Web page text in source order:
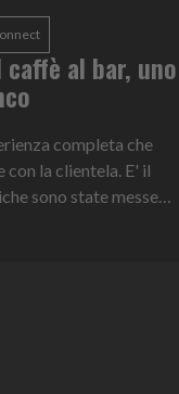
al bar, uno
completa che
la clientela. E' il
sono state messe